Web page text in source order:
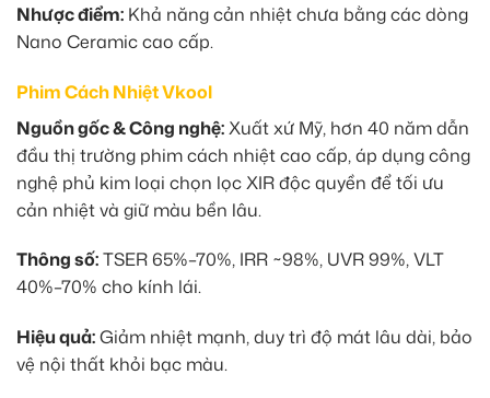
Nhược điểm: Khả năng cản nhiệt chưa bằng các dòng
Nano Ceramic cao cấp.
Phim Cách Nhiệt Vkool
Nguồn gốc & Công nghệ:Xuất xứ Mỹ, hơn 40 năm dẫn
đầu thị trường phim cách nhiệt cao cấp, áp dụng công
nghệ phủ kim loại chọn lọc XIR độc quyền để tối ưu
cản nhiệt và giữ màu bền lâu.
Thông số:TSER 65%–70%, IRR ~98%, UVR 99%, VLT
40%–70% cho kính lái.
Hiệu quả:Giảm nhiệt mạnh, duy trì độ mát lâu dài, bảo
vệ nội thất khỏi bạc màu.